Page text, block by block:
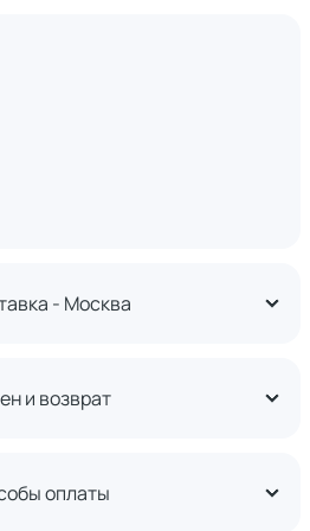
- Москва
и возврат
оплаты